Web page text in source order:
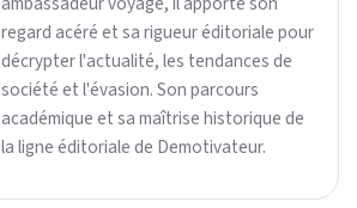
regard acéré et sa rigueur éditoriale pour
décrypter l'actualité, les tendances de
société et l'évasion. Son parcours
académique et sa maîtrise historique de
la ligne éditoriale de Demotivateur.